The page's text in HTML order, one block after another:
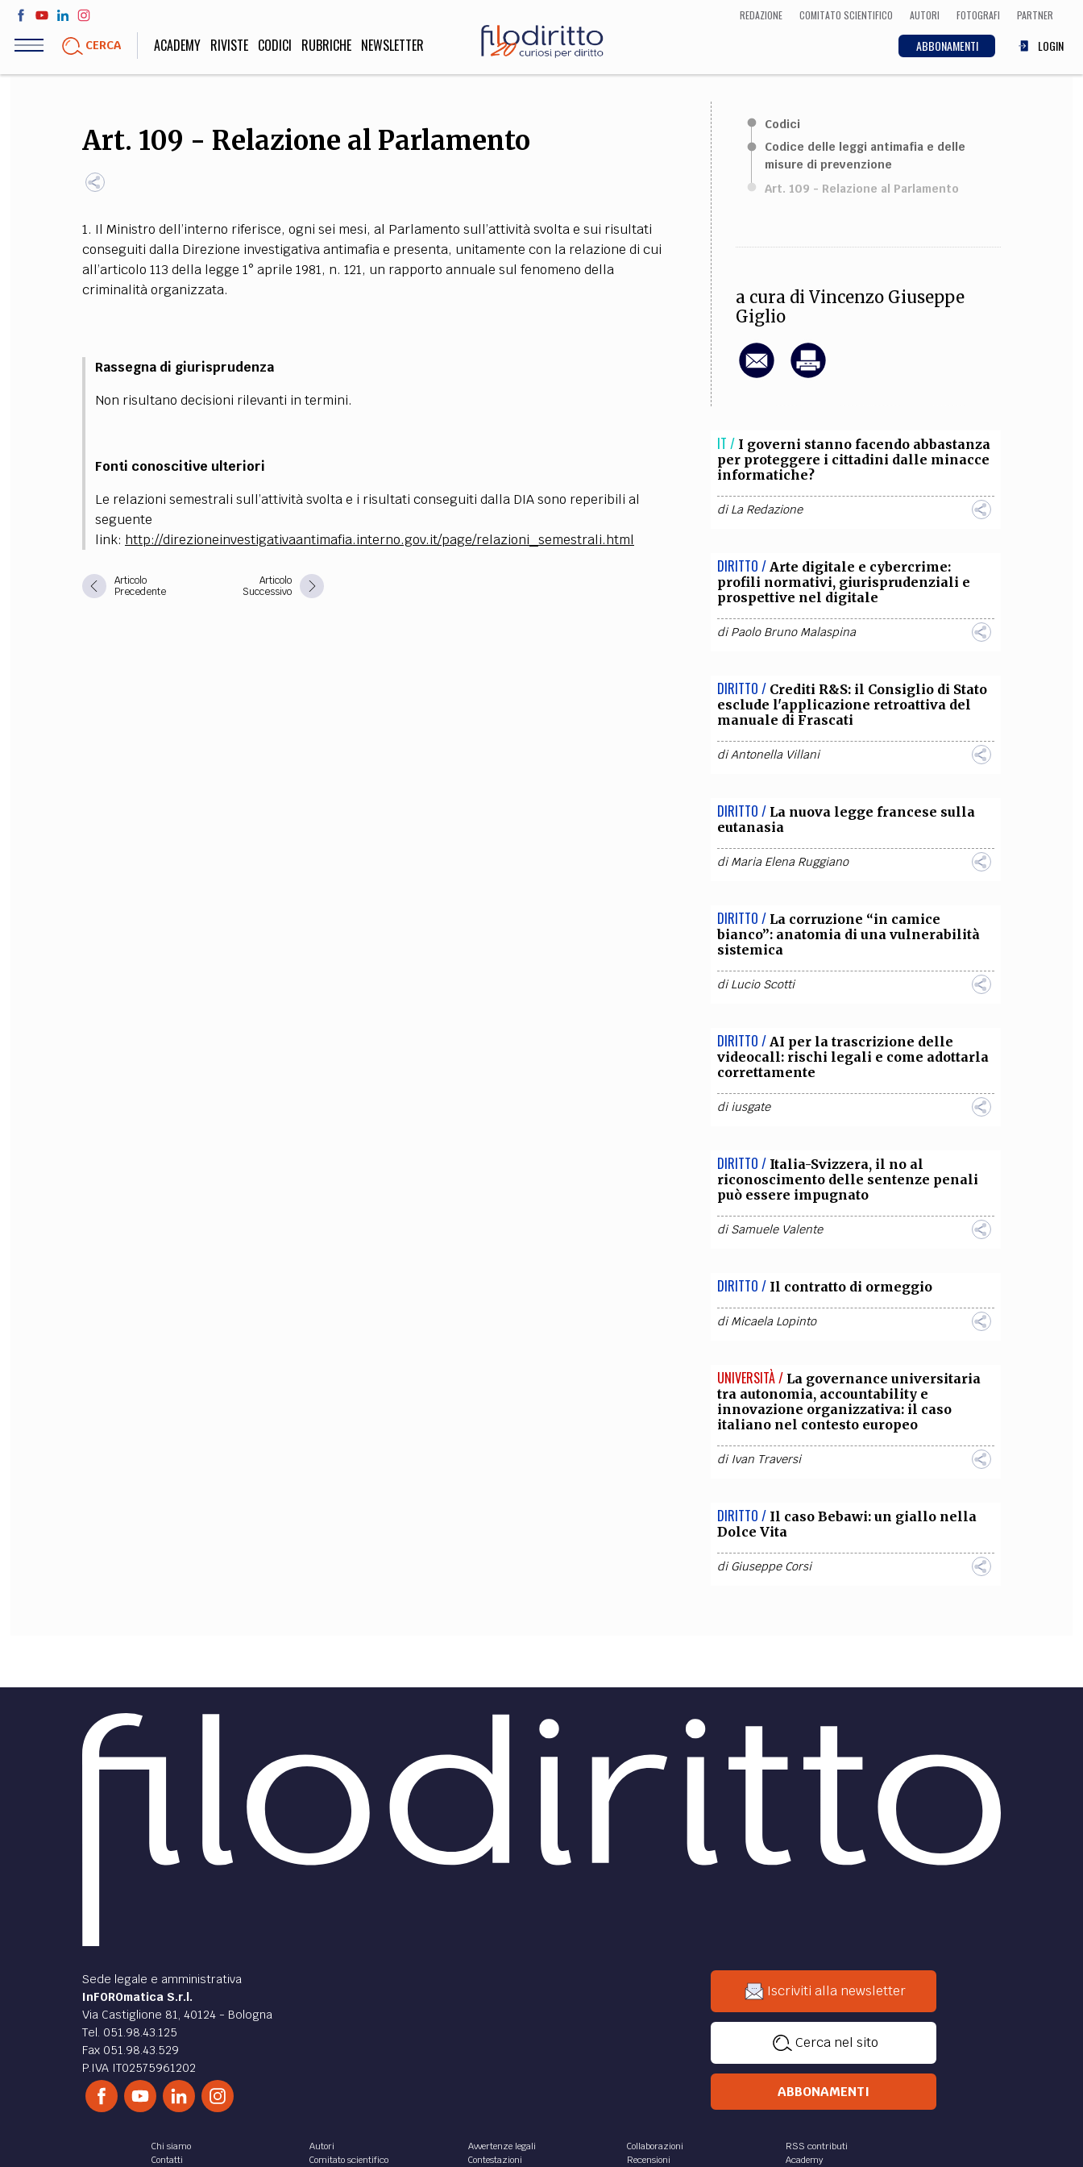
Salta
contenuto
REDAZIONE COMITATO SCIENTIFICO AUTORI FOTOGRAFI PARTNER
CERCA ABBONAMENTI LOGIN
ACADEMY RIVISTE CODICI RUBRICHE NEWSLETTER
LIFE STYLE
Sport, Cucina, Viaggi,
Moda
SOCIETÀ
Politica, Attualità,
DIRITTO ECONOMIA
Matematica, Fisica,
STORIA E FILOSOFIA
Scienze storiche,
INNOVAZIONE
Scienze informatiche,
CULTURA
Arte, Cinema, Musica,
Letteratura
FILODIRITTO REDAZIONE
Art. 109 - Relazione al Parlamento
1. Il Ministro dell’interno riferisce, ogni sei mesi, al Parlamento sull’attività svolta e sui risultati
conseguiti dalla Direzione investigativa antimafia e presenta, unitamente con la relazione di cui
all’articolo 113 della legge 1° aprile 1981, n. 121, un rapporto annuale sul fenomeno della
criminalità organizzata.
Rassegna di giurisprudenza
Non risultano decisioni rilevanti in termini.
Fonti conoscitive ulteriori
Le relazioni semestrali sull’attività svolta e i risultati conseguiti dalla DIA sono reperibili al
seguente
link: http://direzioneinvestigativaantimafia.interno.gov.it/page/relazioni_semestrali.html
Articolo
Precedente
Articolo
Successivo
Codici
Codice delle leggi antimafia e delle
misure di prevenzione
Art. 109 - Relazione al Parlamento
a cura di Vincenzo Giuseppe
Giglio
IT / I governi stanno facendo abbastanza
per proteggere i cittadini dalle minacce
informatiche?
diLa Redazione
DIRITTO / Arte digitale e cybercrime:
profili normativi, giurisprudenziali e
prospettive nel digitale
diPaolo Bruno Malaspina
DIRITTO / Crediti R&S: il Consiglio di Stato
esclude l'applicazione retroattiva del
manuale di Frascati
diAntonella Villani
DIRITTO / La nuova legge francese sulla
eutanasia
diMaria Elena Ruggiano
DIRITTO / La corruzione “in camice
bianco”: anatomia di una vulnerabilità
sistemica
diLucio Scotti
DIRITTO / AI per la trascrizione delle
videocall: rischi legali e come adottarla
correttamente
diiusgate
DIRITTO / Italia-Svizzera, il no al
riconoscimento delle sentenze penali
può essere impugnato
diSamuele Valente
DIRITTO / Il contratto di ormeggio
diMicaela Lopinto
UNIVERSITÀ / La governance universitaria
tra autonomia, accountability e
innovazione organizzativa: il caso
italiano nel contesto europeo
di Ivan Traversi
DIRITTO / Il caso Bebawi: un giallo nella
Dolce Vita
diGiuseppe Corsi
Sede legale e amministrativa
InFOROmatica S.r.l.
Via Castiglione 81, 40124 - Bologna
Tel. 051.98.43.125
Fax 051.98.43.529
P.IVA IT02575961202
Iscriviti alla newsletter
Cerca nel sito
ABBONAMENTI
Chi siamo
Contatti
Autori
Comitato scientifico
Avvertenze legali
Contestazioni
Collaborazioni
Recensioni
RSS contributi
Academy